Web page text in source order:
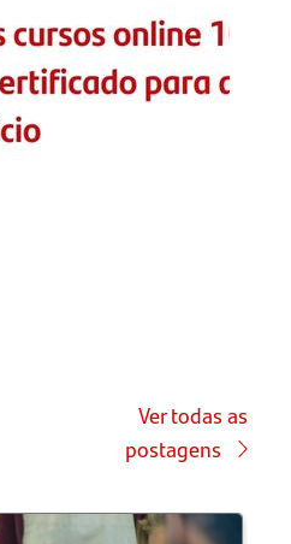
Ver todas as
postagens